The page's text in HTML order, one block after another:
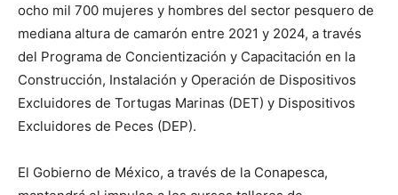
ocho mil 700 mujeres y hombres del sector pesquero de
mediana altura de camarón entre 2021 y 2024, a través
del Programa de Concientización y Capacitación en la
Construcción, Instalación y Operación de Dispositivos
Excluidores de Tortugas Marinas (DET) y Dispositivos
Excluidores de Peces (DEP).
El Gobierno de México, a través de la Conapesca,